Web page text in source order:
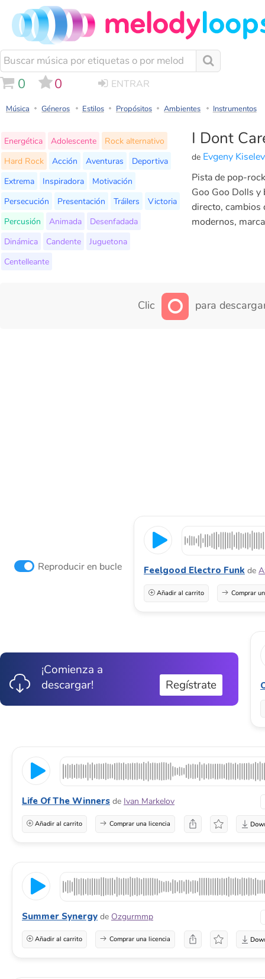
0 0 ENTRAR
Música Géneros Estilos Propósitos Ambientes Instrumentos
I Dont
de Evgeny
Energética Adolescente
Rock alternativo
Hard Rock
Acción Aventuras
Deportiva
Extrema
Inspiradora
Motivación
Persecución
Presentación Tráilers
Victoria
Percusión
Animada
Desenfadada
Dinámica
Candente
Juguetona
Centelleante
Pista de pop-
Goo Goo Dolls y
directo, cambios
modernos,
Clic para
Reproducir en bucle Feelgood Electro Funk de
Añadir al carrito Comprar
¡Comienza a
descargar!
Regístrate
Life Of The Winners de Ivan Markelov
Añadir al carrito Comprar una licencia
Summer Synergy de Ozgurmmp
Añadir al carrito Comprar una licencia